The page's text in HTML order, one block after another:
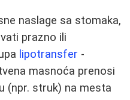
naslage sa stomaka,
prazno ili
lipotransfer -
masnoća prenosi
(npr. struk) na mesta